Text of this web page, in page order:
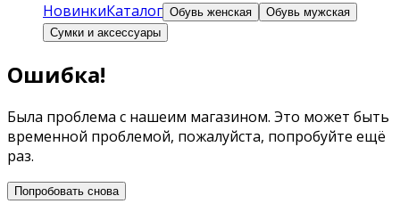
НовинкиКаталог Обувь женская
Обувь мужская
Сумки и аксессуары
Ошибка!
Была проблема с нашеим магазином. Это может быть
временной проблемой, пожалуйста, попробуйте ещё
раз.
Попробовать снова